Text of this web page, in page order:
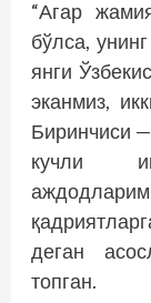
“Агар
бўлса,
янги
эканмиз,
Биринчиси
кучли
деган
топган.